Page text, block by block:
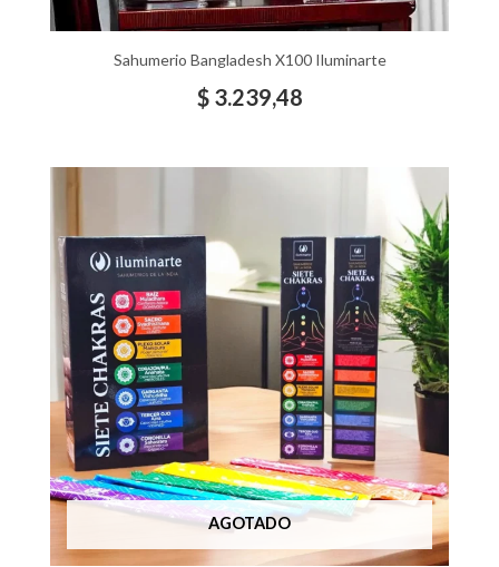
Sahumerio Bangladesh X100 Iluminarte
$3.239,48
AGOTADO